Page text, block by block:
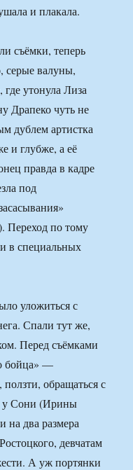
и плакала.
съёмки, теперь
серые валуны,
утонула Лиза
Драпеко чуть не
дублем артистка
и глубже, а её
правда в кадре
под
Переход по тому
в специальных
уложиться с
Спали тут же,
Перед съёмками
бойца» —
обращаться с
у Сони (Ирины
на два размера
девчатам
А уж портянки